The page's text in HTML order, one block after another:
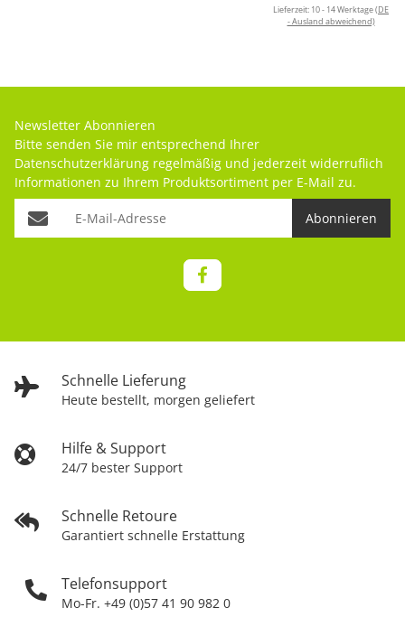
Lieferzeit: 10 - 14 Werktage(DE
- Ausland abweichend)
Schnelle Lieferung
Heute bestellt, morgen geliefert
Hilfe & Support
24/7 bester Support
Schnelle Retoure
Garantiert schnelle Erstattung
Telefonsupport
Mo-Fr. +49 (0)57 41 90 982 0
Newsletter Abonnieren
Bitte senden Sie mir entsprechend Ihrer
Datenschutzerklärung regelmäßig und jederzeit widerruflich
Informationen zu Ihrem Produktsortiment per E-Mail zu.
Abonnieren